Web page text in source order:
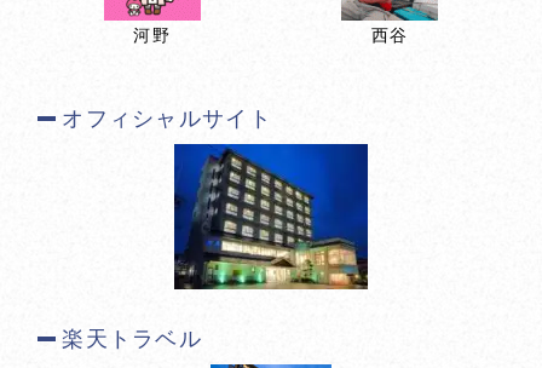
河野 西谷
オフィシャルサイト
楽天トラベル